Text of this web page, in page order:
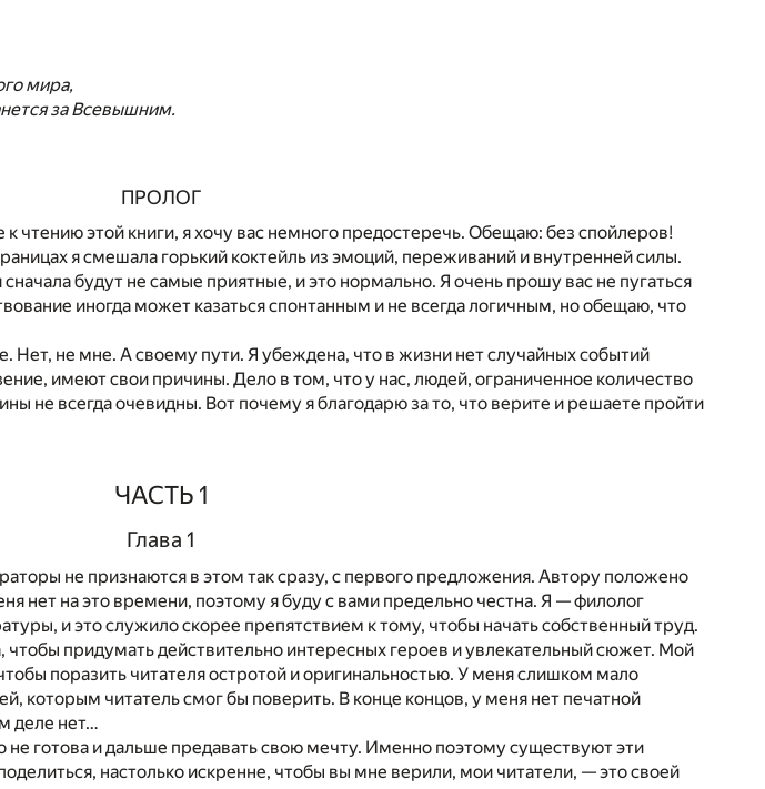
мира,
за Всевышним.
ПРОЛОГ
чтению этой книги, я хочу вас немного предостеречь. Обещаю: без спойлеров!
я смешала горький коктейль из эмоций, переживаний и внутренней силы.
будут не самые приятные, и это нормально. Я очень прошу вас не пугаться
иногда может казаться спонтанным и не всегда логичным, но обещаю, что
Нет, не мне. А своему пути. Я убеждена, что в жизни нет случайных событий
имеют свои причины. Дело в том, что у нас, людей, ограниченное количество
не всегда очевидны. Вот почему я благодарю за то, что верите и решаете пройти
ЧАСТЬ 1
Глава 1
не признаются в этом так сразу, с первого предложения. Автору положено
нет на это времени, поэтому я буду с вами предельно честна. Я — филолог
и это служило скорее препятствием к тому, чтобы начать собственный труд.
придумать действительно интересных героев и увлекательный сюжет. Мой
поразить читателя остротой и оригинальностью. У меня слишком мало
которым читатель смог бы поверить. В конце концов, у меня нет печатной
деле нет…
не готова и дальше предавать свою мечту. Именно поэтому существуют эти
настолько искренне, чтобы вы мне верили, мои читатели, — это своей